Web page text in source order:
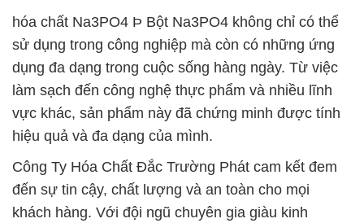
hóa chất Na3PO4 Þ Bột Na3PO4 không chỉ có thể
sử dụng trong công nghiệp mà còn có những ứng
dụng đa dạng trong cuộc sống hàng ngày. Từ việc
làm sạch đến công nghệ thực phẩm và nhiều lĩnh
vực khác, sản phẩm này đã chứng minh được tính
hiệu quả và đa dạng của mình.
Công Ty Hóa Chất Đắc Trường Phát cam kết đem
đến sự tin cậy, chất lượng và an toàn cho mọi
khách hàng. Với đội ngũ chuyên gia giàu kinh